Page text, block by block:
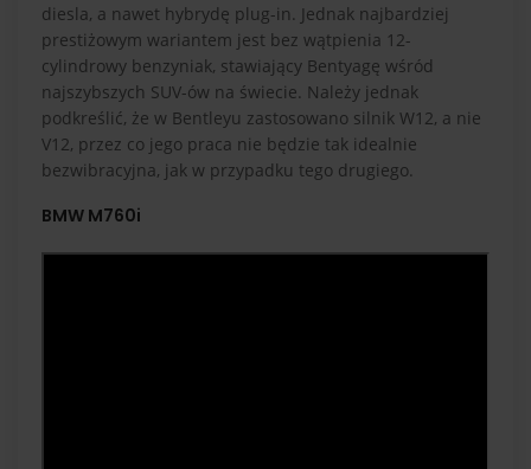
diesla, a nawet hybrydę plug-in. Jednak najbardziej
prestiżowym wariantem jest bez wątpienia 12-
cylindrowy benzyniak, stawiający Bentyagę wśród
najszybszych SUV-ów na świecie. Należy jednak
podkreślić, że w Bentleyu zastosowano silnik W12, a nie
V12, przez co jego praca nie będzie tak idealnie
bezwibracyjna, jak w przypadku tego drugiego.
BMW M760i